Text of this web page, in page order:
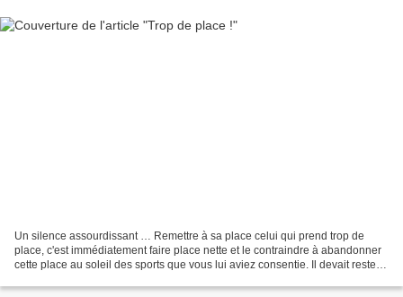
Un silence assourdissant … Remettre à sa place celui qui prend trop de
place, c'est immédiatement faire place nette et le contraindre à abandonner
cette place au soleil des sports que vous lui aviez consentie. Il devait rester